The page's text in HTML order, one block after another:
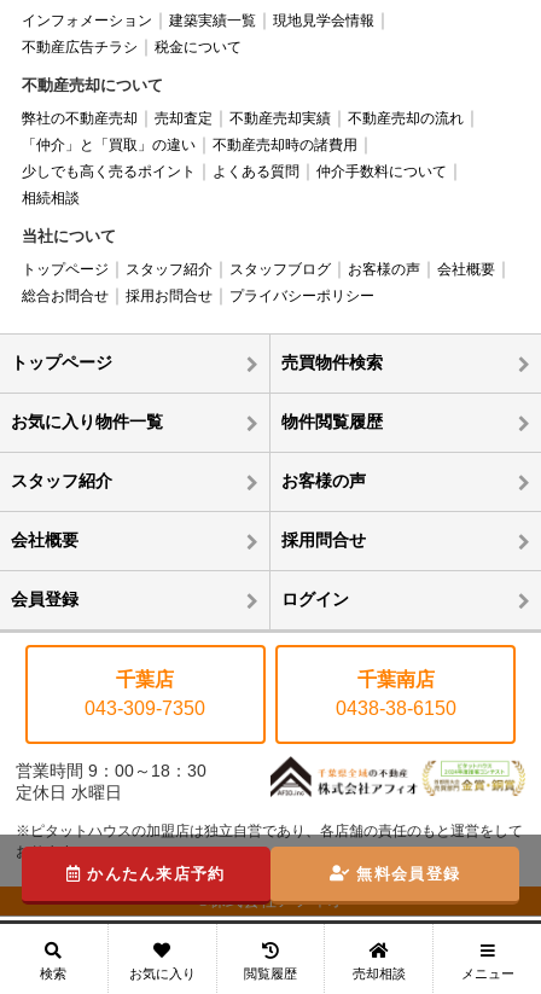
インフォメーション 建築実績一覧
現地見学会情報
不動産広告チラシ
税金について
不動産売却について
弊社の不動産売却 売却査定 不動産売却実績
不動産売却の流れ
「仲介」と「買取」の違い
不動産売却時の諸費用
少しでも高く売るポイント
よくある質問
仲介手数料について
相続相談
当社について
トップページ スタッフ紹介 スタッフブログ お客様の声
会社概要
総合お問合せ
採用お問合せ プライバシーポリシー
トップページ 売買物件検索
お気に入り物件一覧 物件閲覧履歴
スタッフ紹介 お客様の声
会社概要 採用問合せ
会員登録 ログイン
千葉店
043-309-7350
千葉南店
0438-38-6150
営業時間 9：00～18：30
定休日 水曜日
※ピタットハウスの加盟店は独立自営であり、各店舗の責任のもと運営をして
おります。
©株式会社アフィオ
かんたん来店予約 無料会員登録
検索 お気に入り 閲覧履歴 売却相談 メニュー